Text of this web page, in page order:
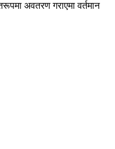
अवतरण गराएमा वर्तमान